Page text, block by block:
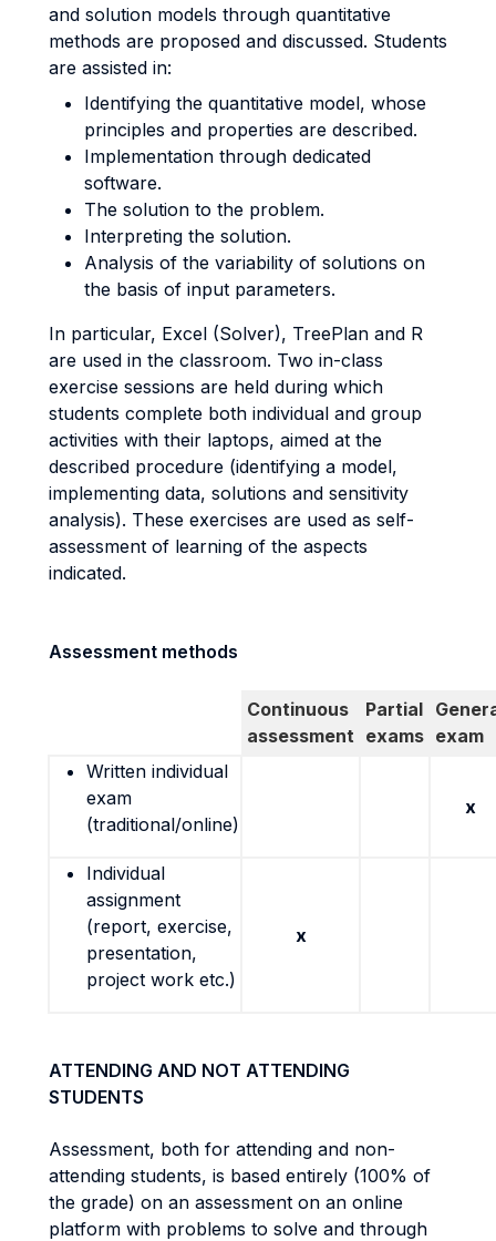
and solution models through quantitative
methods are proposed and discussed. Students
are assisted in:
Identifying the quantitative model, whose
principles and properties are described.
Implementation through dedicated
software.
The solution to the problem.
Interpreting the solution.
Analysis of the variability of solutions on
the basis of input parameters.
In particular, Excel (Solver), TreePlan and R
are used in the classroom. Two in-class
exercise sessions are held during which
students complete both individual and group
activities with their laptops, aimed at the
described procedure (identifying a model,
implementing data, solutions and sensitivity
analysis). These exercises are used as self-
assessment of learning of the aspects
indicated.
Assessment methods
Continuous
assessment
Partial
exams exam
Written individual
exam
(traditional/online)
x
Individual
assignment
(report, exercise,
presentation,
project work etc.)
x
ATTENDING AND NOT ATTENDING
STUDENTS
Assessment, both for attending and non-
attending students, is based entirely (100% of
the grade) on an assessment on an online
platform with problems to solve and through